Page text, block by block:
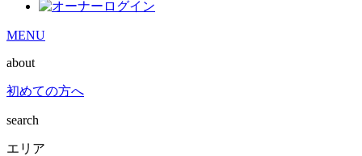
MENU
about
初めての方へ
search
エリア